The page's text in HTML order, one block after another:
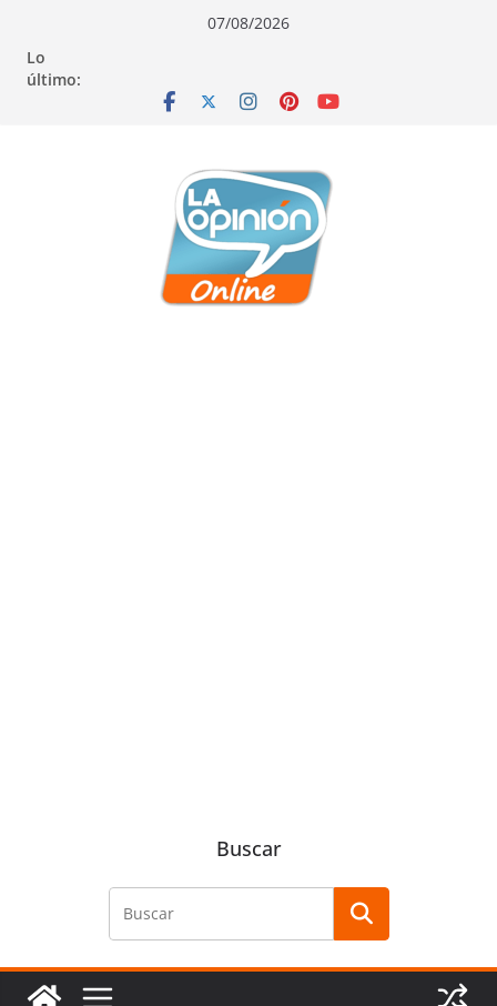
contenido
navegación
contenido
07/08/2026
Lo
último:
Buscar